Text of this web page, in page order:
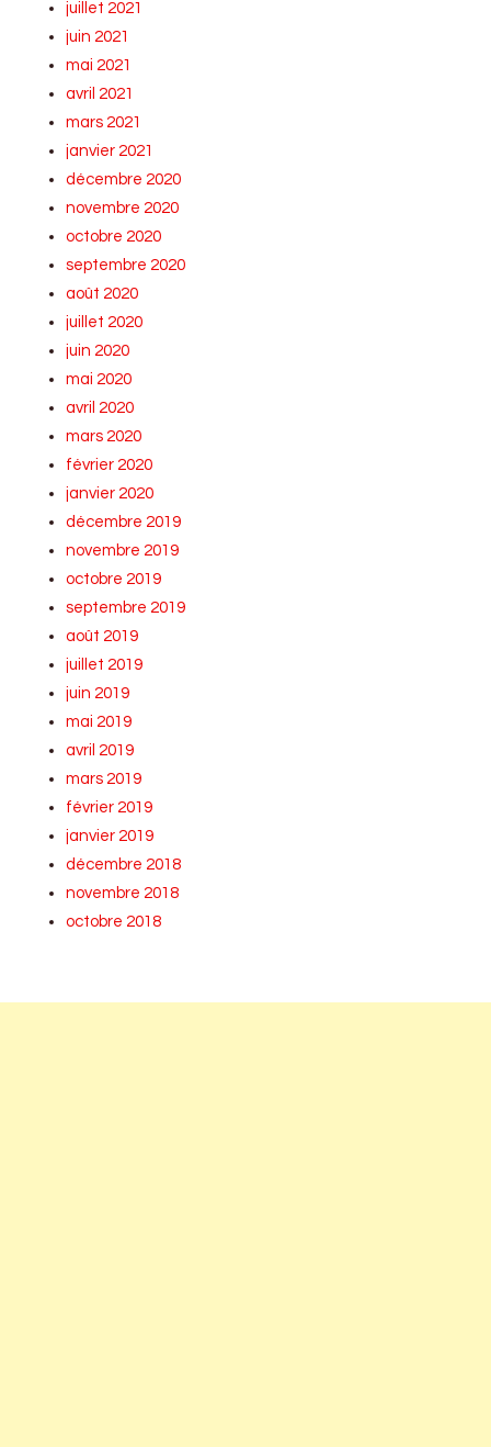
juillet 2021
juin 2021
mai 2021
avril 2021
mars 2021
janvier 2021
décembre 2020
novembre 2020
octobre 2020
septembre 2020
août 2020
juillet 2020
juin 2020
mai 2020
avril 2020
mars 2020
février 2020
janvier 2020
décembre 2019
novembre 2019
octobre 2019
septembre 2019
août 2019
juillet 2019
juin 2019
mai 2019
avril 2019
mars 2019
février 2019
janvier 2019
décembre 2018
novembre 2018
octobre 2018